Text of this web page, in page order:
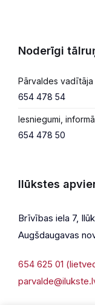
Noderīgi
Pārvaldes vadītāja
654 478 54
Iesniegumi,
654 478 50
Ilūkstes
Brīvības iela 7,
Augšdaugavas
654 625 01